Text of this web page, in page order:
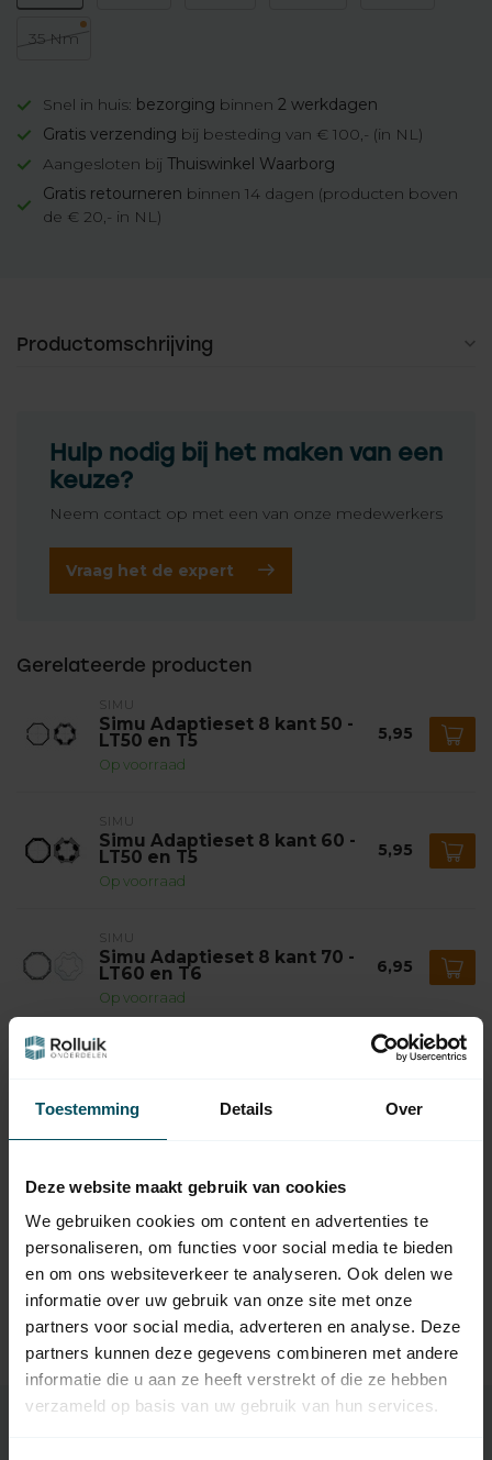
Toestemming Details Over
Deze website maakt gebruik van cookies
We gebruiken cookies om content en advertenties te
personaliseren, om functies voor social media te bieden
en om ons websiteverkeer te analyseren. Ook delen we
informatie over uw gebruik van onze site met onze
partners voor social media, adverteren en analyse. Deze
partners kunnen deze gegevens combineren met andere
informatie die u aan ze heeft verstrekt of die ze hebben
verzameld op basis van uw gebruik van hun services.
35 Nm
Snel in huis: bezorging binnen 2 werkdagen
Gratis verzending bij besteding van € 100,- (in NL)
Aangesloten bij Thuiswinkel Waarborg
Gratis retourneren binnen 14 dagen (producten boven
de € 20,- in NL)
Productomschrijving
Hulp nodig bij het maken van een
keuze?
Neem contact op met een van onze medewerkers
Vraag het de expert
Gerelateerde producten
SIMU
Simu Adaptieset 8 kant 50 -
LT50 en T5
Op voorraad
5,95
SIMU
Simu Adaptieset 8 kant 60 -
LT50 en T5
Op voorraad
5,95
SIMU
Simu Adaptieset 8 kant 70 -
LT60 en T6
Op voorraad
6,95
SIMU
Op voorraad
Simu Motorsteun Simu T5
Op voorraad
Somfy Starre verbinding
OctoEasy
Op voorraad
4,95